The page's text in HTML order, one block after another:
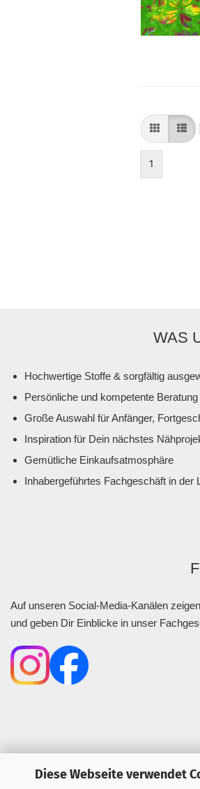
Diese Webseite verwendet
1
WAS
Hochwertige Stoffe & sorgfältig
Persönliche und kompetente Beratung
Große Auswahl für Anfänger,
Inspiration für Dein nächstes
Gemütliche Einkaufsatmosphäre
Inhabergeführtes Fachgeschäft in der
Auf unseren Social-Media-Kanälen
und geben Dir Einblicke in unser